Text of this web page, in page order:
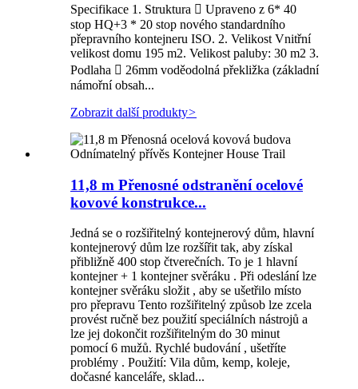
Specifikace 1. Struktura  Upraveno z 6* 40
stop HQ+3 * 20 stop nového standardního
přepravního kontejneru ISO. 2. Velikost Vnitřní
velikost domu 195 m2. Velikost paluby: 30 m2 3.
Podlaha  26mm voděodolná překližka (základní
námořní obsah...
Zobrazit další produkty>
11,8 m Přenosné odstranění ocelové
kovové konstrukce...
Jedná se o rozšiřitelný kontejnerový dům, hlavní
kontejnerový dům lze rozšířit tak, aby získal
přibližně 400 stop čtverečních. To je 1 hlavní
kontejner + 1 kontejner svěráku . Při odeslání lze
kontejner svěráku složit , aby se ušetřilo místo
pro přepravu Tento rozšiřitelný způsob lze zcela
provést ručně bez použití speciálních nástrojů a
lze jej dokončit rozšiřitelným do 30 minut
pomocí 6 mužů. Rychlé budování , ušetříte
problémy . Použití: Vila dům, kemp, koleje,
dočasné kanceláře, sklad...